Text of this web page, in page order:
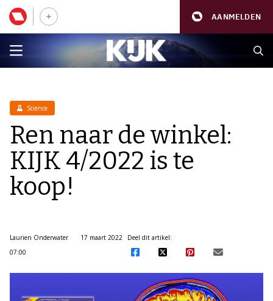
AANMELDEN
Science
Ren naar de winkel:
KIJK 4/2022 is te
koop!
Laurien Onderwater
17 maart 2022
07:00
Deel dit artikel: